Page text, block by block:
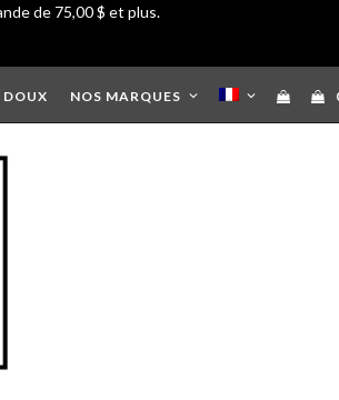
de 75,00 $ et plus.
DOUX NOS MARQUES